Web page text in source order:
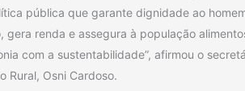
pública que garante dignidade ao
gera renda e assegura à população
com a sustentabilidade”, afirmou o
Rural, Osni Cardoso.